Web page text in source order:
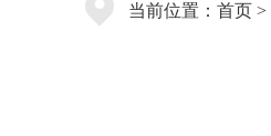
当前位置： 首页 >